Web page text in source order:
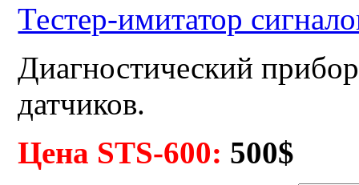
Тестер-имитатор
Диагностический
датчиков.
Цена STS-600: 500$